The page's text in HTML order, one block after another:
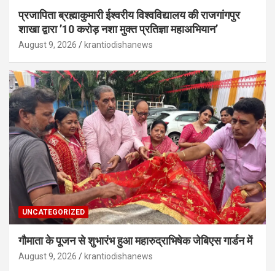
प्रजापिता ब्रह्माकुमारी ईश्वरीय विश्वविद्यालय की राजगांगपुर
शाखा द्वारा ’10 करोड़ नशा मुक्त प्रतिज्ञा महाअभियान’
August 9, 2026 krantiodishanews
UNCATEGORIZED
गौमाता के पूजन से शुभारंभ हुआ महारुद्राभिषेक जेबिएस गार्डन में
August 9, 2026 krantiodishanews